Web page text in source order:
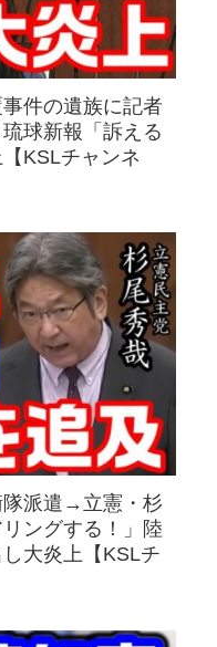
事件の遺族に記者
球新報「訴える
KSLチャンネ
隊派遣→立憲・杉
ングする！」陸
大炎上【KSLチ